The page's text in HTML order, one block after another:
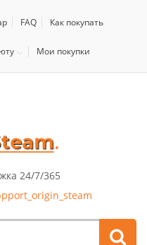
FAQ Как покупать
Мои покупки
24/7/365